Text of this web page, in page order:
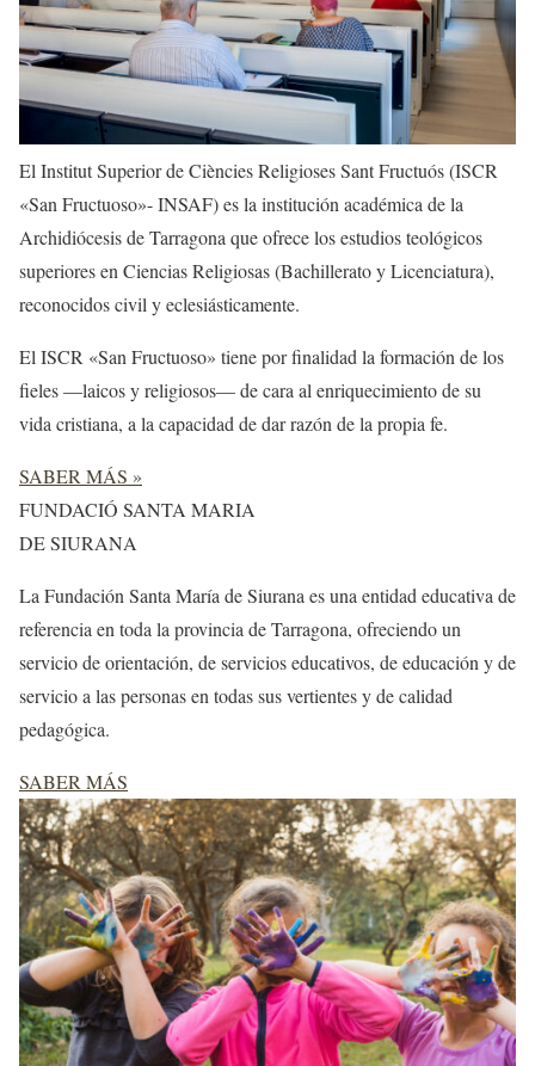
El Institut Superior de Ciències Religioses Sant Fructuós (ISCR
«San Fructuoso»- INSAF) es la institución académica de la
Archidiócesis de Tarragona que ofrece los estudios teológicos
superiores en Ciencias Religiosas (Bachillerato y Licenciatura),
reconocidos civil y eclesiásticamente.
El ISCR «San Fructuoso» tiene por finalidad la formación de los
fieles ―laicos y religiosos― de cara al enriquecimiento de su
vida cristiana, a la capacidad de dar razón de la propia fe.
SABER MÁS »
FUNDACIÓ SANTA MARIA
DE SIURANA
La Fundación Santa María de Siurana es una entidad educativa de
referencia en toda la provincia de Tarragona, ofreciendo un
servicio de orientación, de servicios educativos, de educación y de
servicio a las personas en todas sus vertientes y de calidad
pedagógica.
SABER MÁS